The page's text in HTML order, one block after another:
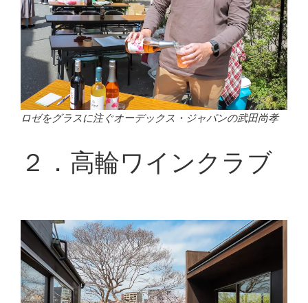
ロゼをグラスに注ぐオーデックス・ジャパンの武田尚孝
２．高輪ワインクラブ